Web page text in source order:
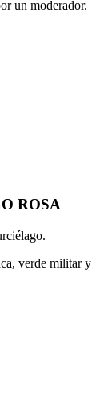
un moderador.
ROSA
verde militar y